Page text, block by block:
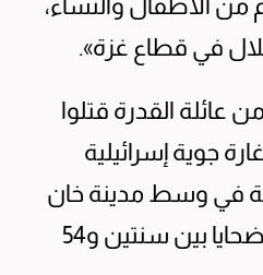
من الأطفال والنساء،
في قطاع غزة».
من عائلة القدرة قتلوا
في غارة جوية إسرائيلية
في وسط مدينة خان
يونس» وترواح أعمار الضحايا بين سنتين و54